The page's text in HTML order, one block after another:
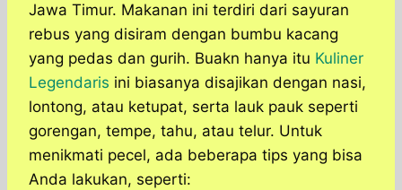
Jawa Timur. Makanan ini terdiri dari sayuran
rebus yang disiram dengan bumbu kacang
yang pedas dan gurih. Buakn hanya itu Kuliner
Legendaris ini biasanya disajikan dengan nasi,
lontong, atau ketupat, serta lauk pauk seperti
gorengan, tempe, tahu, atau telur. Untuk
menikmati pecel, ada beberapa tips yang bisa
Anda lakukan, seperti: